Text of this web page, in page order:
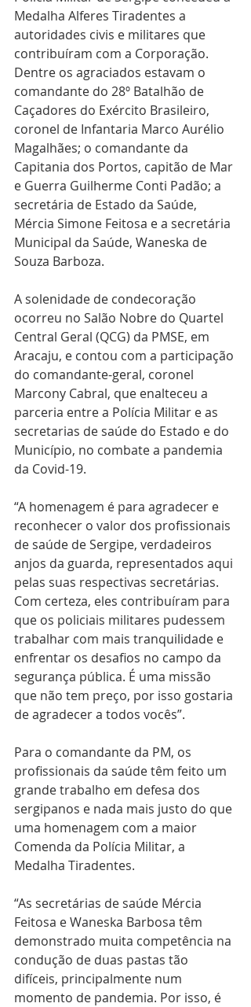
Medalha Alferes Tiradentes a
autoridades civis e militares que
contribuíram com a Corporação.
Dentre os agraciados estavam o
comandante do 28º Batalhão de
Caçadores do Exército Brasileiro,
coronel de Infantaria Marco Aurélio
Magalhães; o comandante da
Capitania dos Portos, capitão de Mar
e Guerra Guilherme Conti Padão; a
secretária de Estado da Saúde,
Mércia Simone Feitosa e a secretária
Municipal da Saúde, Waneska de
Souza Barboza.
A solenidade de condecoração
ocorreu no Salão Nobre do Quartel
Central Geral (QCG) da PMSE, em
Aracaju, e contou com a participação
do comandante-geral, coronel
Marcony Cabral, que enalteceu a
parceria entre a Polícia Militar e as
secretarias de saúde do Estado e do
Município, no combate a pandemia
da Covid-19.
“A homenagem é para agradecer e
reconhecer o valor dos profissionais
de saúde de Sergipe, verdadeiros
anjos da guarda, representados aqui
pelas suas respectivas secretárias.
Com certeza, eles contribuíram para
que os policiais militares pudessem
trabalhar com mais tranquilidade e
enfrentar os desafios no campo da
segurança pública. É uma missão
que não tem preço, por isso gostaria
de agradecer a todos vocês”.
Para o comandante da PM, os
profissionais da saúde têm feito um
grande trabalho em defesa dos
sergipanos e nada mais justo do que
uma homenagem com a maior
Comenda da Polícia Militar, a
Medalha Tiradentes.
“As secretárias de saúde Mércia
Feitosa e Waneska Barbosa têm
demonstrado muita competência na
condução de duas pastas tão
difíceis, principalmente num
momento de pandemia. Por isso, é